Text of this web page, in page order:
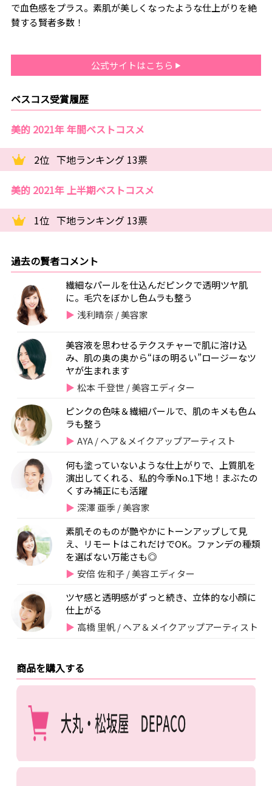
で血色感をプラス。素肌が美しくなったような仕上がりを絶
賛する賢者多数！
公式サイトはこちら
ベスコス受賞履歴
美的 2021年 年間ベストコスメ
2位 下地ランキング 13票
美的 2021年 上半期ベストコスメ
1位 下地ランキング 13票
過去の賢者コメント
繊細なパールを仕込んだピンクで透明ツヤ肌
に。毛穴をぼかし色ムラも整う
浅利晴奈 / 美容家
美容液を思わせるテクスチャーで肌に溶け込
み、肌の奥の奥から“ほの明るい”ロージーなツ
ヤが生まれます
松本 千登世 / 美容エディター
ピンクの色味＆繊細パールで、肌のキメも色ム
ラも整う
AYA / ヘア＆メイクアップアーティスト
何も塗っていないような仕上がりで、上質肌を
演出してくれる、私的今季No.1下地！まぶたの
くすみ補正にも活躍
深澤 亜季 / 美容家
素肌そのものが艷やかにトーンアップして見
え、リモートはこれだけでOK。ファンデの種類
を選ばない万能さも◎
安倍 佐和子 / 美容エディター
ツヤ感と透明感がずっと続き、立体的な小顔に
仕上がる
高橋 里帆 / ヘア＆メイクアップアーティスト
商品を購入する